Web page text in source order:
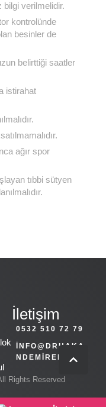
bilgi verilmelidir.
kontrolünde
besinler de
belirttiği saatler
istirahat
ağır spor
tıbbi sütyen
İletişim
0532 510 72 79
INFO@DRHAKA
NDEMIREL.COM
Rights Reserved